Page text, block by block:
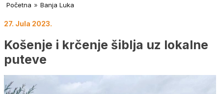
Početna » Banja Luka
27. Jula 2023.
Košenje i krčenje šiblja uz lokalne
puteve